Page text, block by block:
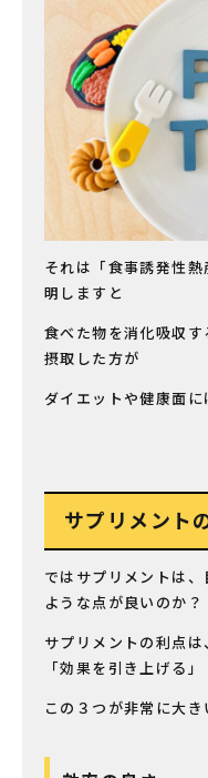
それは「食事誘発性
明しますと
食べた物を消化吸収
摂取した方が
ダイエットや健康面に
サプリメント
ではサプリメントは
ような点が良いのか？
サプリメントの利点は
「効果を引き上げる」
この３つが非常に大き